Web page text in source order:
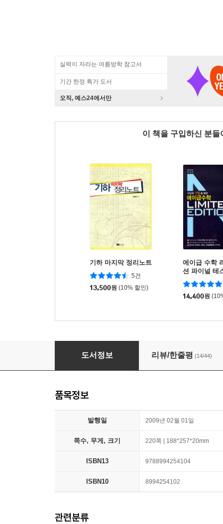
실력이 자라는 여름방학 참고서
기간 한정 특가 도서
오직, 예스24에서만
이 책을 구입하신 분
기하 마지막 정리노트
5건
13,500원 (10% 할인)
에이급 수학
션 파이널 테
용)
14,400원
평면기하의 아이디어
도서정보 리뷰/한줄평 (14/44)
품목정보
발행일 2009년 02월 01일
쪽수, 무게, 크기 220쪽 | 188*257*20mm
ISBN13 9788994254104
ISBN10 8994254102
관련분류